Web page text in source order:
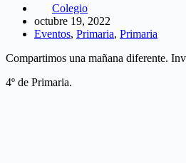
Colegio
octubre 19, 2022
Eventos, Primaria, Primaria
Compartimos una mañana diferente.
4º de Primaria.